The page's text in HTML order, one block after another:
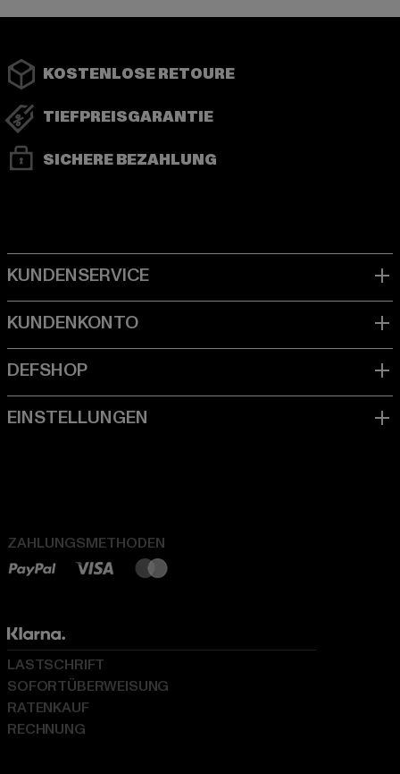
KOSTENLOSE RETOURE
TIEFPREISGARANTIE
SICHERE BEZAHLUNG
ZAHLUNGSMETHODEN
LASTSCHRIFT
SOFORTÜBERWEISUNG
RATENKAUF
RECHNUNG